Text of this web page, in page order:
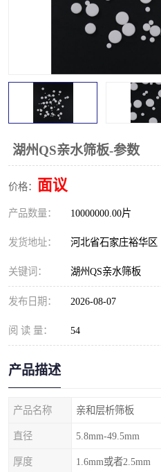
湖州QS亲水筛板-参数
价格： 面议
产品数量： 10000000.00片
发货地址： 河北省石家庄裕华区
关键词： 湖州QS亲水筛板
发布日期： 2026-08-07
阅 读 量： 54
产品描述
产品名称 亲和层析筛板
直径 5.8mm-49.5mm
厚度 1.6mm或者2.5mm